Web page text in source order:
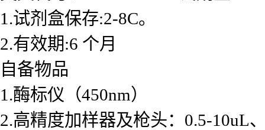
1.试剂盒保存:2-8C。
2.有效期:6 个月
自备物品
1.酶标仪（450nm）
2.高精度加样器及枪头：0.5-10uL